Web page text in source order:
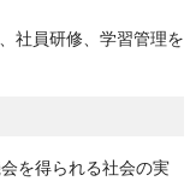
社員研修、学習管理を
を得られる社会の実